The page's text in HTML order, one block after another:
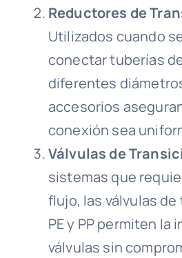
Reductores de
Utilizados cuando
conectar tuberías de
diferentes
accesorios
conexión sea
Válvulas de
sistemas que
flujo, las válvulas
PE y PP permiten la
válvulas sin